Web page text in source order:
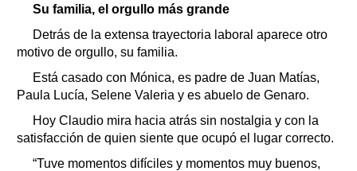
Su familia, el orgullo más grande
Detrás de la extensa trayectoria laboral aparece otro
motivo de orgullo, su familia.
Está casado con Mónica, es padre de Juan Matías,
Paula Lucía, Selene Valeria y es abuelo de Genaro.
Hoy Claudio mira hacia atrás sin nostalgia y con la
satisfacción de quien siente que ocupó el lugar correcto.
“Tuve momentos difíciles y momentos muy buenos,